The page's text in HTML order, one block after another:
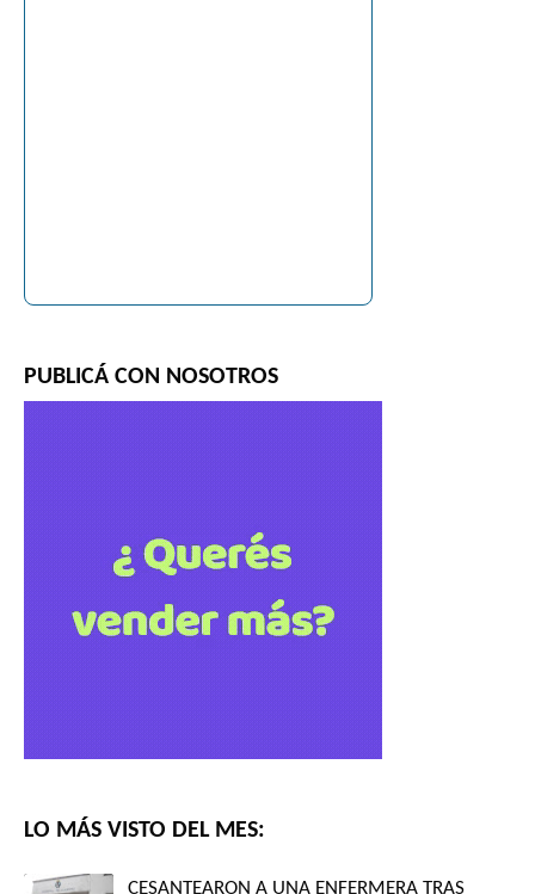
PUBLICÁ CON NOSOTROS
LO MÁS VISTO DEL MES:
CESANTEARON A UNA ENFERMERA TRAS